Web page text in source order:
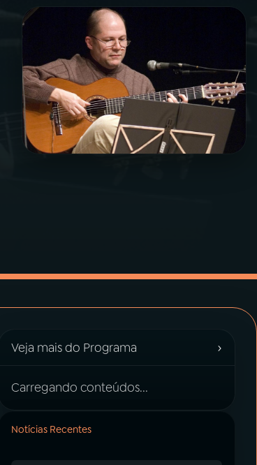
Veja mais do Programa ›
Carregando conteúdos...
Notícias Recentes